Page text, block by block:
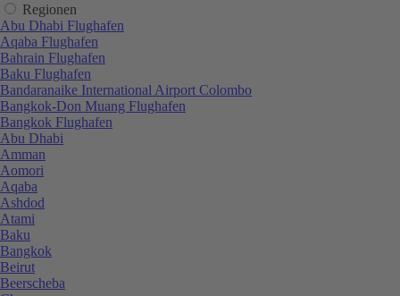
Regionen
Abu Dhabi Flughafen
Aqaba Flughafen
Bahrain Flughafen
Baku Flughafen
Bandaranaike International Airport Colombo
Bangkok-Don Muang Flughafen
Bangkok Flughafen
Abu Dhabi
Amman
Aomori
Aqaba
Ashdod
Atami
Baku
Bangkok
Beirut
Beerscheba